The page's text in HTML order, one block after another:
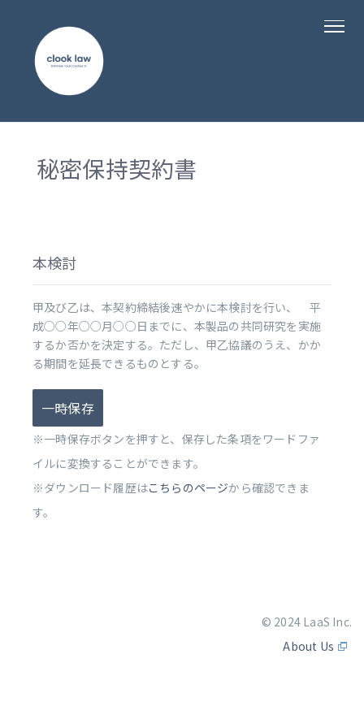
秘密保持契約書
本検討
甲及び乙は、本契約締結後速やかに本検討を行い、 平
成○○年○○月○○日までに、本製品の共同研究を実施
するか否かを決定する。ただし、甲乙協議のうえ、かか
る期間を延長できるものとする。
一時保存
※一時保存ボタンを押すと、保存した条項をワードファ
イルに変換することができます。
※ダウンロード履歴はこちらのページから確認できま
す。
© 2024 LaaS Inc.
About Us